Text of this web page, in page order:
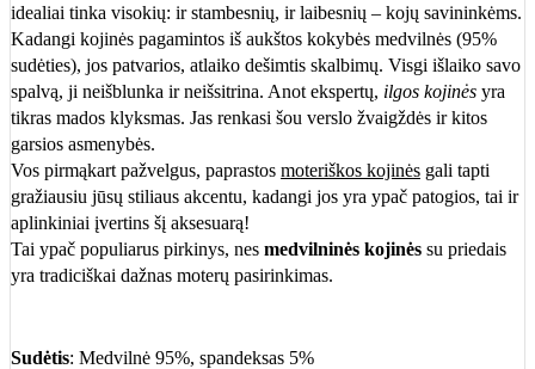
idealiai tinka visokių: ir stambesnių, ir laibesnių – kojų savininkėms.
Kadangi kojinės pagamintos iš aukštos kokybės medvilnės (95%
sudėties), jos patvarios, atlaiko dešimtis skalbimų. Visgi išlaiko savo
spalvą, ji neišblunka ir neišsitrina. Anot ekspertų, ilgos kojinės yra
tikras mados klyksmas. Jas renkasi šou verslo žvaigždės ir kitos
garsios asmenybės.
Vos pirmąkart pažvelgus, paprastos moteriškos kojinės gali tapti
gražiausiu jūsų stiliaus akcentu, kadangi jos yra ypač patogios, tai ir
aplinkiniai įvertins šį aksesuarą!
Tai ypač populiarus pirkinys, nes medvilninės kojinės su priedais
yra tradiciškai dažnas moterų pasirinkimas.
Sudėtis: Medvilnė 95%, spandeksas 5%